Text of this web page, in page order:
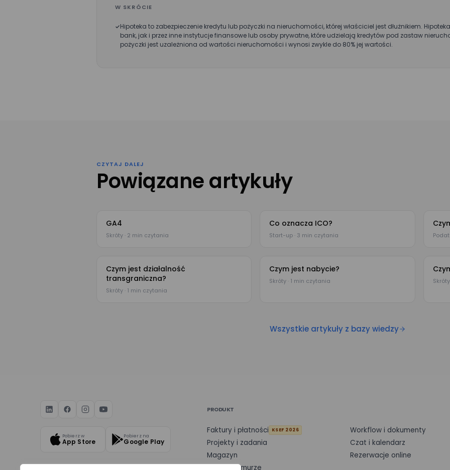
W SKRÓCIE
Hipoteka to zabezpieczenie kredytu lub pożyczki na nieruchomości, której właściciel jest dłużnikiem.
bank, jak i przez inne instytucje finansowe lub osoby prywatne, które udzielają kredytów pod zastaw
pożyczki jest uzależniona od wartości nieruchomości i wynosi zwykle do 80% jej wartości.
CZYTAJ DALEJ
Powiązane artykuły
GA4
Skróty · 2 min czytania
Co oznacza ICO?
Start-up · 3 min czytania
Czym jest działalność
transgraniczna?
Skróty · 1 min czytania
Czym jest nabycie?
Skróty · 1 min czytania
Wszystkie artykuły z bazy wiedzy
przez Mizzox S.A. w celu kontaktu w sprawie umówienia spotkania lub
projektu. Zgoda jest dobrowolna i może być w każdej chwili cofnięta poprzez kontakt
Pobierz w
App Store
Pobierz na
Google Play
PRODUKT
Faktury i płatności KSEF 2026
Workflow i dokumenty
Projekty i zadania
Czat i kalendarz
Magazyn
Rezerwacje online
Dysk w chmurze